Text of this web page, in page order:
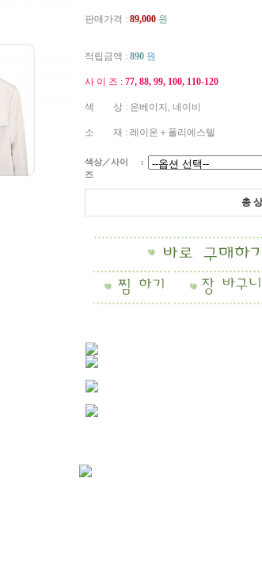
판매가격 : 89,000 원
적립금액 : 890 원
사 이 즈 : 77, 88, 99, 100, 110-120
색 상 : 은베이지, 네이비
소 재 : 레이온＋폴리에스텔
색상／사이
즈
:
총